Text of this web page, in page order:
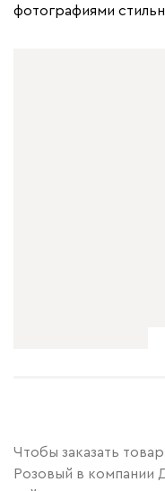
фотографиями
Чтобы заказать
Розовый в компании